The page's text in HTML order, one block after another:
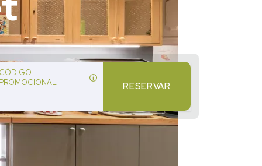
RESERVAR